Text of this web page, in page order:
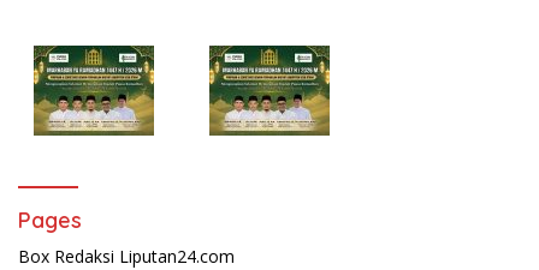
Pages
Box Redaksi Liputan24.com